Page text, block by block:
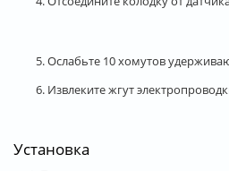
5. Ослабьте 10 хомутов
6. Извлеките жгут
Установка